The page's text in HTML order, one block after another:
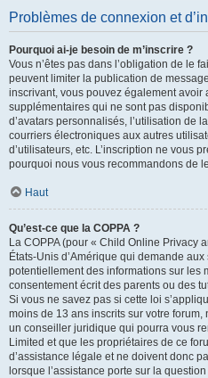
Problèmes de connexion et
Pourquoi ai-je besoin de m’inscrire ?
Vous n’êtes pas dans l’obligation de le
peuvent limiter la publication de
inscrivant, vous pouvez également avoir
supplémentaires qui ne sont pas
d’avatars personnalisés, l’utilisation de
courriers électroniques aux autres
d’utilisateurs, etc. L’inscription ne vous
pourquoi nous vous recommandons de
Haut
Qu’est-ce que la COPPA ?
La COPPA (pour « Child Online Privacy
États-Unis d’Amérique qui demande
potentiellement des informations sur les
consentement écrit des parents ou des
Si vous ne savez pas si cette loi
moins de 13 ans inscrits sur votre
un conseiller juridique qui pourra vous
Limited et que les propriétaires de ce
d’assistance légale et ne doivent donc
lorsque l’assistance porte sur la